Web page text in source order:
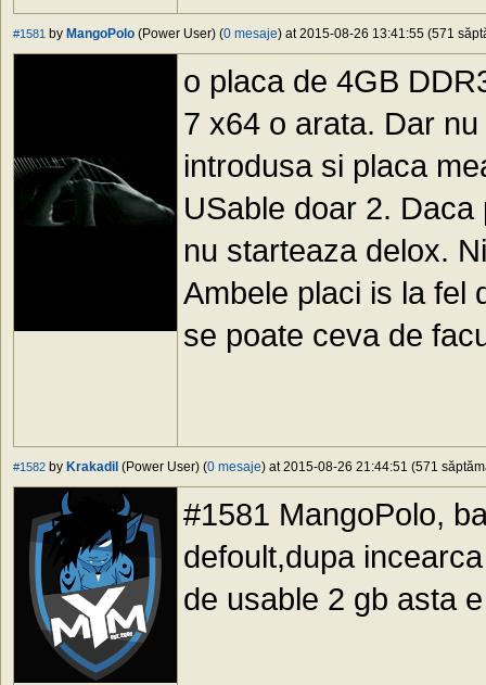
#1581 by MangoPolo (Power User) (0 mesaje) at 2015-08-26 13:41:55 (571
o placa de 4GB
7 x64 o arata. Dar
introdusa si placa
USable doar 2.
nu starteaza delox.
Ambele placi is la fel
se poate ceva de
#1582 by Krakadil (Power User) (0 mesaje) at 2015-08-26 21:44:51 (571
#1581 MangoPolo,
defoult,dupa
de usable 2 gb asta